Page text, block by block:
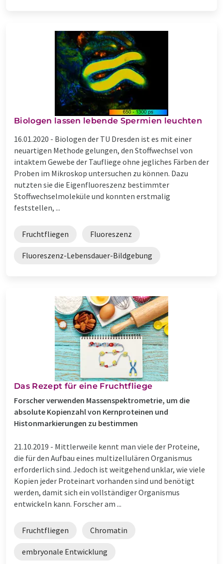
Biologen lassen lebende Spermien leuchten
16.01.2020 - Biologen der TU Dresden ist es mit einer
neuartigen Methode gelungen, den Stoffwechsel von
intaktem Gewebe der Taufliege ohne jegliches Färben der
Proben im Mikroskop untersuchen zu können. Dazu
nutzten sie die Eigenfluoreszenz bestimmter
Stoffwechselmoleküle und konnten erstmalig
feststellen, ...
Fruchtfliegen Fluoreszenz
Fluoreszenz-Lebensdauer-Bildgebung
Das Rezept für eine Fruchtfliege
Forscher verwenden Massenspektrometrie, um die
absolute Kopienzahl von Kernproteinen und
Histonmarkierungen zu bestimmen
21.10.2019 - Mittlerweile kennt man viele der Proteine,
die für den Aufbau eines multizellulären Organismus
erforderlich sind. Jedoch ist weitgehend unklar, wie viele
Kopien jeder Proteinart vorhanden sind und benötigt
werden, damit sich ein vollständiger Organismus
entwickeln kann. Forscher am ...
Fruchtfliegen Chromatin
embryonale Entwicklung